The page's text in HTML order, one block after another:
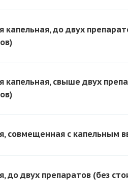
капельная, до двух
капельная, свыше двух
совмещенная с капельным
до двух препаратов (без